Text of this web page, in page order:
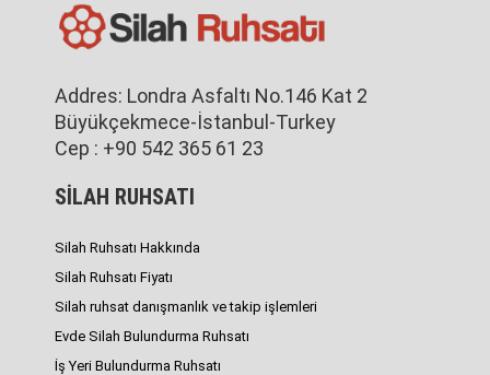
Addres: Londra Asfaltı No.146 Kat 2
Büyükçekmece-İstanbul-Turkey
Cep : +90 542 365 61 23
SİLAH RUHSATI
Silah Ruhsatı Hakkında
Silah Ruhsatı Fiyatı
Silah ruhsat danışmanlık ve takip işlemleri
Evde Silah Bulundurma Ruhsatı
İş Yeri Bulundurma Ruhsatı